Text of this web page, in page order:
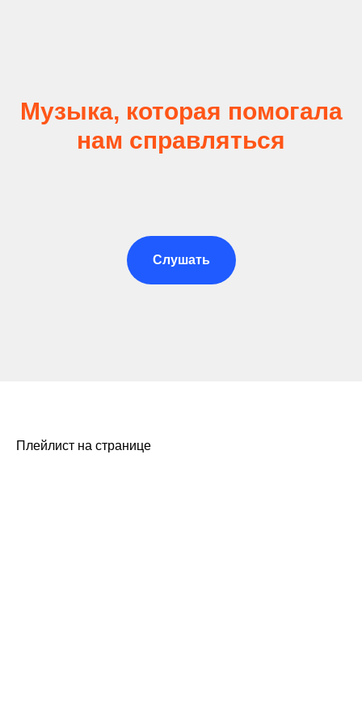
Музыка, которая помогала
нам справляться
Слушать
Плейлист на странице